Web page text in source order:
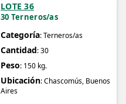
LOTE 36
30 Terneros/as
Categoría: Terneros/as
Cantidad: 30
Peso: 150 kg.
Ubicación: Chascomús, Buenos
Aires